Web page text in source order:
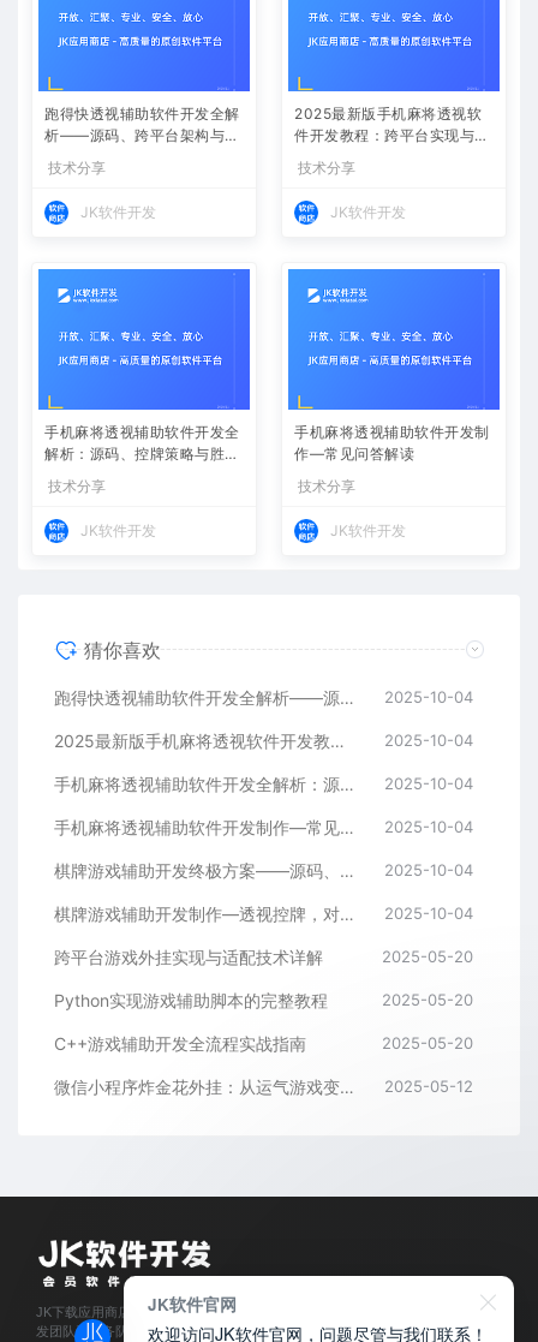
跑得快透视辅助软件开发全解
析——源码、跨平台架构与控
技术分享
JK软件开发
2025最新版手机麻将透视软
件开发教程：跨平台实现与安
技术分享
JK软件开发
手机麻将透视辅助软件开发全
解析：源码、控牌策略与胜率
调节
技术分享
JK软件开发
手机麻将透视辅助软件开发制
作—常见问答解读
技术分享
JK软件开发
猜你喜欢
跑得快透视辅助软件开发全解析——源码、跨平台架构与控牌算法 2025-10-04
2025最新版手机麻将透视软件开发教程：跨平台实现与安全防封方案 2025-10-04
手机麻将透视辅助软件开发全解析：源码、控牌策略与胜率调节 2025-10-04
手机麻将透视辅助软件开发制作—常见问答解读 2025-10-04
棋牌游戏辅助开发终极方案——源码、架构与算法全解析 2025-10-04
棋牌游戏辅助开发制作—透视控牌，对局胜率调节源码解析与逻辑全流程 2025-10-04
跨平台游戏外挂实现与适配技术详解 2025-05-20
Python实现游戏辅助脚本的完整教程 2025-05-20
C++游戏辅助开发全流程实战指南 2025-05-20
微信小程序炸金花外挂：从运气游戏变成逻辑游戏 2025-05-12
JK下载应用商店是经过官方认证,保障正版的软件下载平台,拥有业内资深软件开
发团队和服务队伍,所有软件都通过人工亲测,为每位会员用户提供安全可靠的应
JK软件官网
欢迎访问JK软件官网，问题尽管与我们联系！